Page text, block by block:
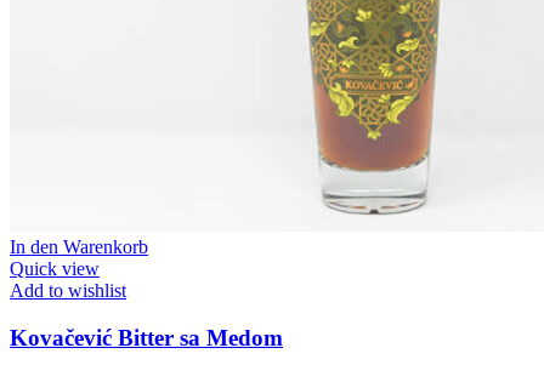
In den Warenkorb
Quick view
Add to wishlist
Kovačević Bitter sa Medom